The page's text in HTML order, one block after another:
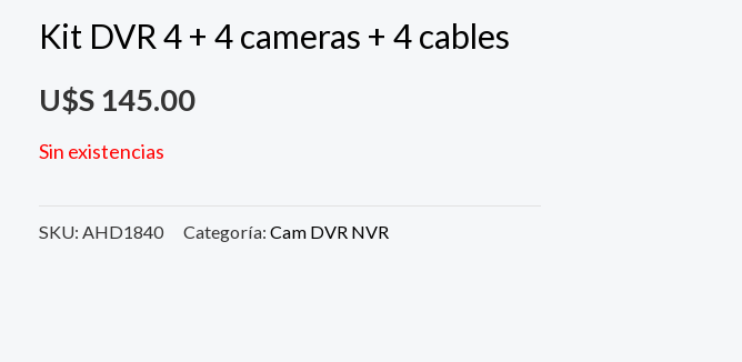
Kit DVR 4 + 4 cameras + 4 cables
U$S 145.00
Sin existencias
SKU:AHD1840 Categoría:Cam DVR NVR